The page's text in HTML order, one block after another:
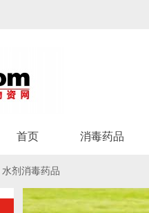
首页 消毒药品
水剂消毒药品